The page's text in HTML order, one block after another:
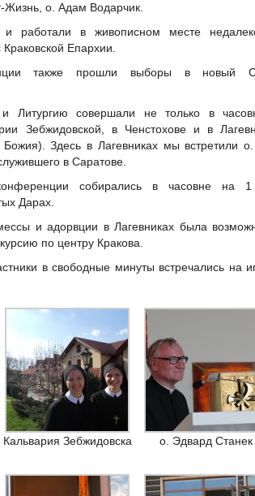
о. Адам Водарчик.
и работали в живописном месте
Епархии.
также прошли выборы в новый
Литургию совершали не только в
Зебжидовской, в Ченстохове и в
Здесь в Лагевниках мы встретили
в Саратове.
собирались в часовне на
Дарах.
и адорвции в Лагевниках была
по центру Кракова.
в свободные минуты встречались на
Кальвария Зебжидовска о. Эдвард Станек